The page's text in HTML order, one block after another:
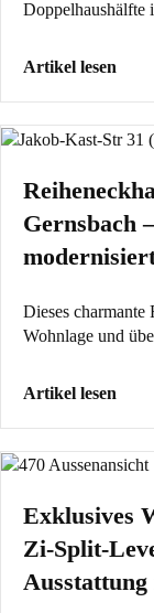
Doppelhaushälfte
Artikel lesen
Gernsbach
Dieses charmante
Wohnlage und
Artikel lesen
Exklusives
Zi-Split-